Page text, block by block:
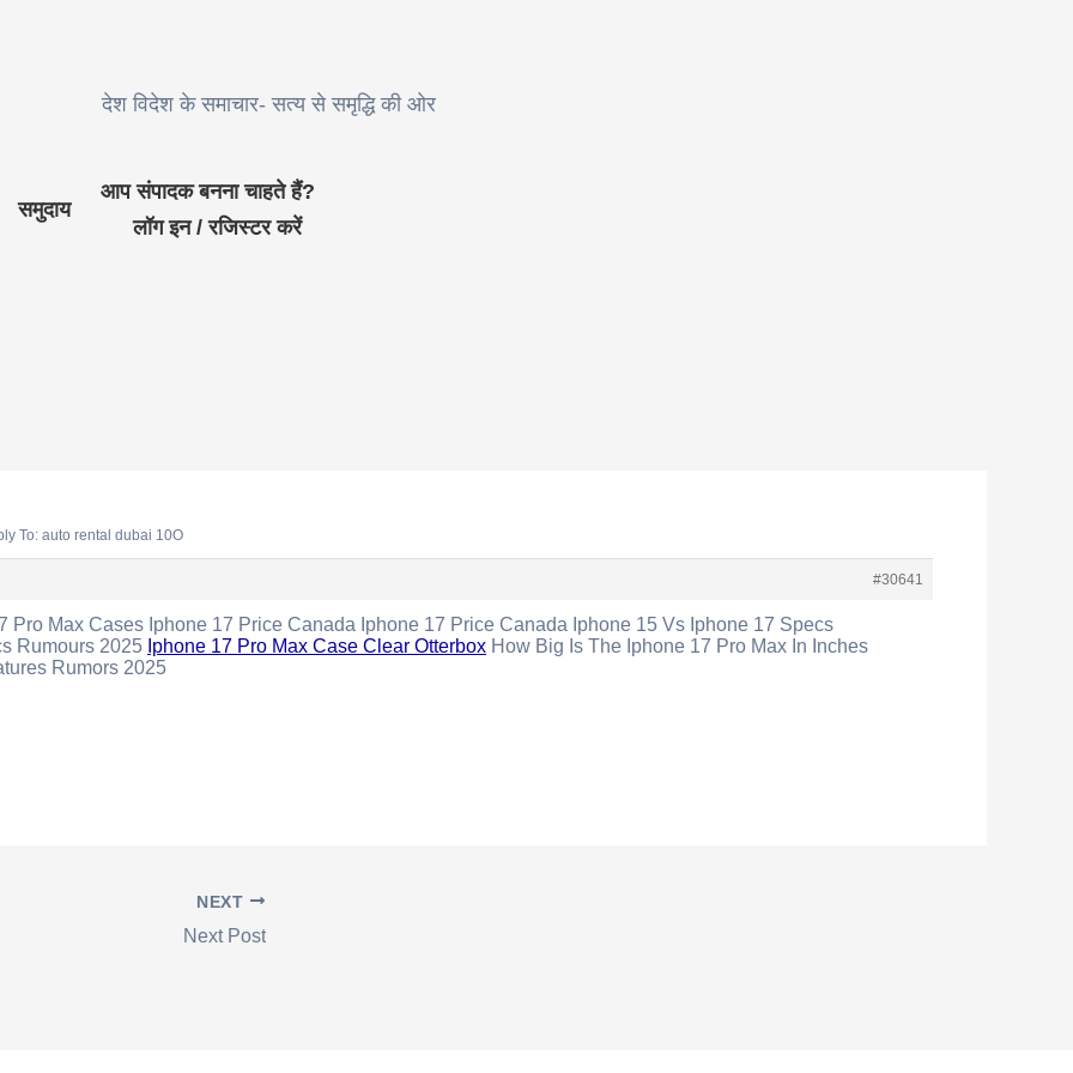
देश विदेश के समाचार- सत्य से समृद्धि की ओर
समुदाय
आप संपादक बनना चाहते हैं?
लॉग इन / रजिस्टर करें
To: auto rental dubai 10O
#30641
Pro Max Cases Iphone 17 Price Canada Iphone 17 Price Canada Iphone 15 Vs Iphone 17 Specs
Rumours 2025 Iphone 17 Pro Max Case Clear Otterbox How Big Is The Iphone 17 Pro Max In Inches
Rumors 2025
NEXT
Next Post